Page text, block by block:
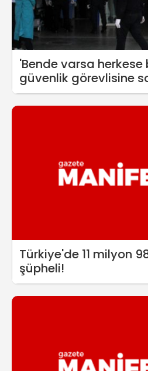
'Bende varsa herkese
güvenlik görevlisine
Türkiye'de 11 milyon
şüpheli!